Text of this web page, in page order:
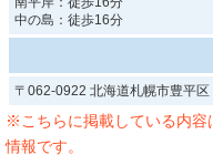
中の島：徒歩16分
〒062-0922 北海道札幌市豊平
※こちらに掲載している内容
情報です。